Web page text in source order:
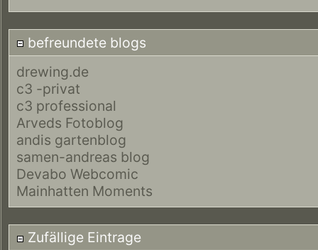
befreundete blogs
drewing.de
c3 -privat
c3 professional
Arveds Fotoblog
andis gartenblog
samen-andreas blog
Devabo Webcomic
Mainhatten Moments
Zufällige Eintrage